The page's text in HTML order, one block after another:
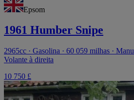
Epsom
1961 Humber Snipe
2965cc · Gasolina · 60 059 milhas ·
Volante à direita
10 750 £